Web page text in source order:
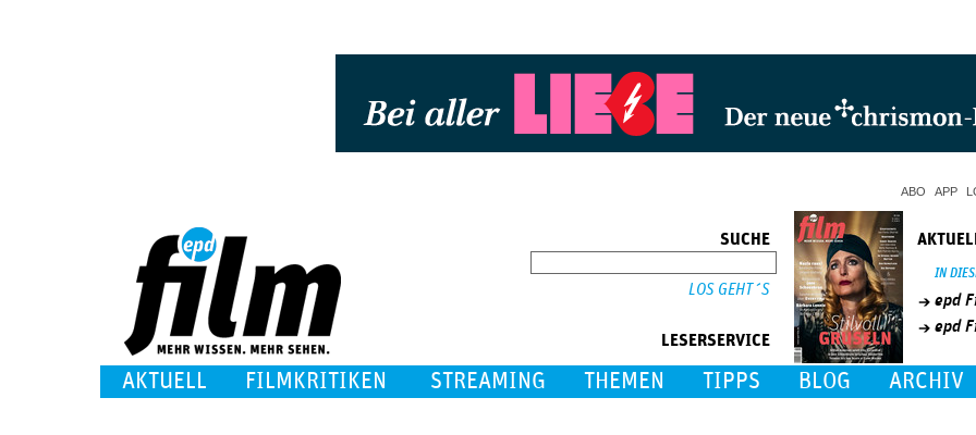
ABO APP
SUCHE
LESERSERVICE
IN
epd
epd
AKTUELL FILMKRITIKEN STREAMING THEMEN TIPPS BLOG ARCHIV